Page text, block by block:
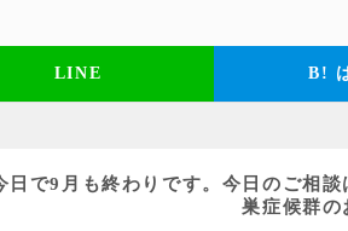
LINE B!
日で9月も終わりです。今日のご相談
巣症候群の